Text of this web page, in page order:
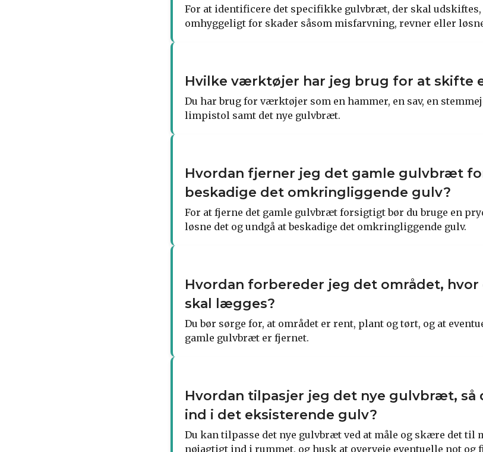
For at identificere det specifikke gulvbræt, der skal udskiftes,
omhyggeligt for skader såsom misfarvning, revner eller
Hvilke værktøjer har jeg brug for at skifte
Du har brug for værktøjer som en hammer, en sav, en
limpistol samt det nye gulvbræt.
Hvordan fjerner jeg det gamle gulvbræt
beskadige det omkringliggende gulv?
For at fjerne det gamle gulvbræt forsigtigt bør du bruge en
løsne det og undgå at beskadige det omkringliggende gulv.
Hvordan forbereder jeg det området,
skal lægges?
Du bør sørge for, at området er rent, plant og tørt, og at
gamle gulvbræt er fjernet.
Hvordan tilpasjer jeg det nye gulvbræt, så
ind i det eksisterende gulv?
Du kan tilpasse det nye gulvbræt ved at måle og skære det til
nøjagtigt ind i rummet, og husk at overveje eventuelle not og